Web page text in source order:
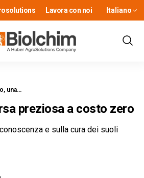
Lavora con noi Italiano
Show
una…
preziosa a costo zero
e sulla cura dei suoli